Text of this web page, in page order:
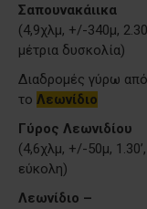
Σαπουνακάιικα
(4,9χλμ, +/-340μ,
μέτρια δυσκολία)
Διαδρομές γύρω από
το Λεωνίδιο
Γύρος Λεωνιδίου
(4,6χλμ, +/-50μ, 1.30’,
εύκολη)
Λεωνίδιο –